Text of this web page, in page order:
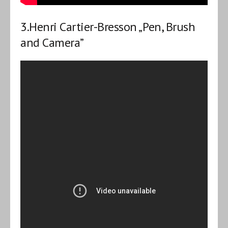
3.Henri Cartier-Bresson „Pen, Brush
and Camera”